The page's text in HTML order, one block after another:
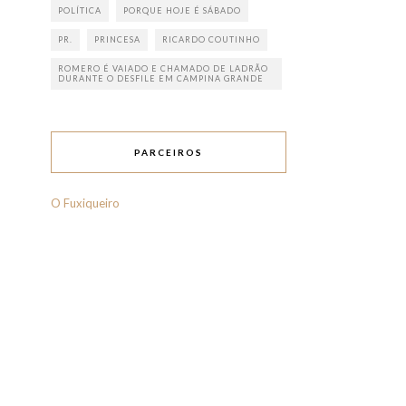
POLÍTICA PORQUE HOJE É SÁBADO
PR. PRINCESA RICARDO COUTINHO
ROMERO É VAIADO E CHAMADO DE LADRÃO
DURANTE O DESFILE EM CAMPINA GRANDE
PARCEIROS
O Fuxiqueiro